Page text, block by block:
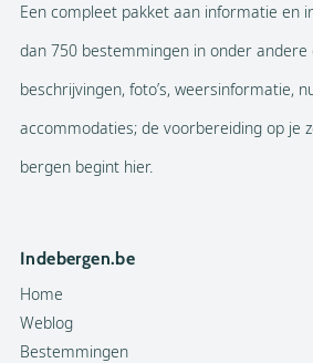
Een compleet pakket aan informatie en
dan 750 bestemmingen in onder andere
beschrijvingen, foto’s, weersinformatie,
accommodaties; de voorbereiding op je
bergen begint hier.
Indebergen.be
Home
Weblog
Bestemmingen